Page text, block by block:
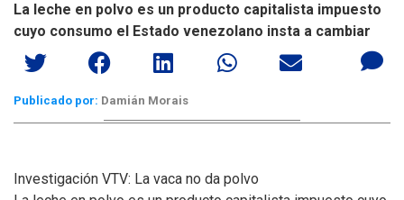
La leche en polvo es un producto capitalista impuesto
cuyo consumo el Estado venezolano insta a cambiar
Publicado por: Damián Morais
Investigación VTV: La vaca no da polvo